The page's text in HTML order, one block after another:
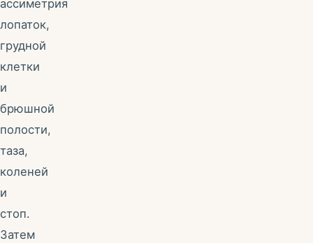
ассиметрия
лопаток,
грудной
клетки
и
брюшной
полости,
таза,
коленей
и
стоп.
Затем